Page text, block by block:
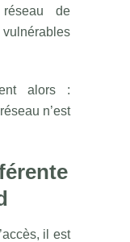
réseau de
alors :
n’est
il est